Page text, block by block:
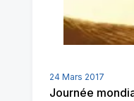
24 Mars 2017
Journée